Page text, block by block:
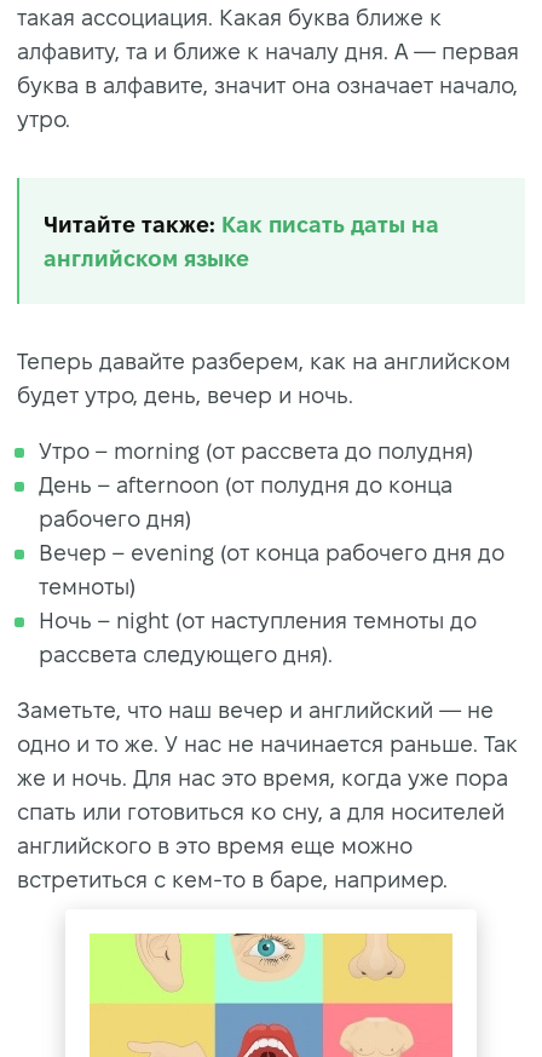
такая ассоциация. Какая буква ближе к
алфавиту, та и ближе к началу дня. A — первая
буква в алфавите, значит она означает начало,
утро.
Читайте также: Как писать даты на
английском языке
Теперь давайте разберем, как на английском
будет утро, день, вечер и ночь.
Утро – morning (от рассвета до полудня)
День – afternoon (от полудня до конца
рабочего дня)
Вечер – evening (от конца рабочего дня до
темноты)
Ночь – night (от наступления темноты до
рассвета следующего дня).
Заметьте, что наш вечер и английский — не
одно и то же. У нас не начинается раньше. Так
же и ночь. Для нас это время, когда уже пора
спать или готовиться ко сну, а для носителей
английского в это время еще можно
встретиться с кем-то в баре, например.